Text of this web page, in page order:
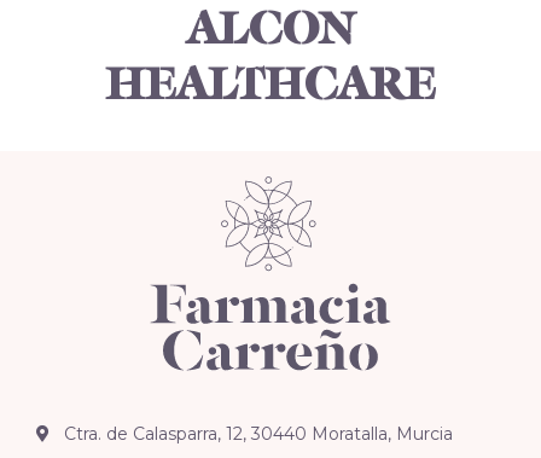
ALCON
HEALTHCARE
Ctra. de Calasparra, 12, 30440 Moratalla, Murcia